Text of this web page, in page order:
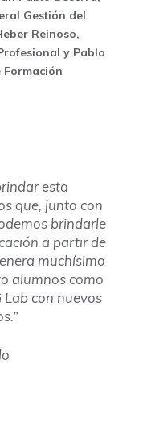
Gestión del
Reinoso,
y Pablo
esta
que, junto con
brindarle
a partir de
muchísimo
alumnos como
Lab con nuevos